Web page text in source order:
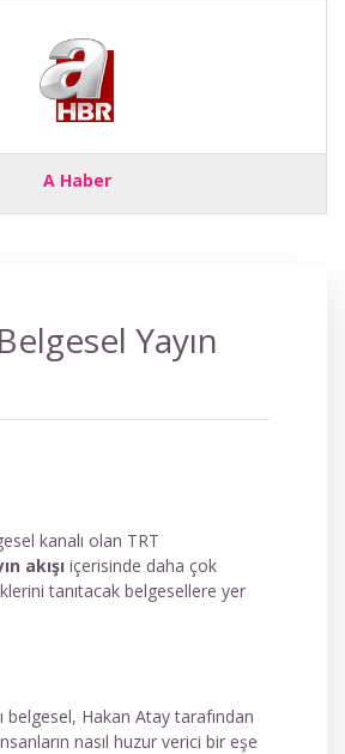
A Haber
Yayın
kanalı olan TRT
akışı içerisinde daha çok
tanıtacak belgesellere yer
belgesel, Hakan Atay tarafından
nasıl huzur verici bir eşe